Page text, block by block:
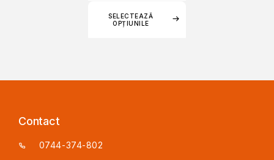
SELECTEAZĂ
OPȚIUNILE
Contact
0744-374-802